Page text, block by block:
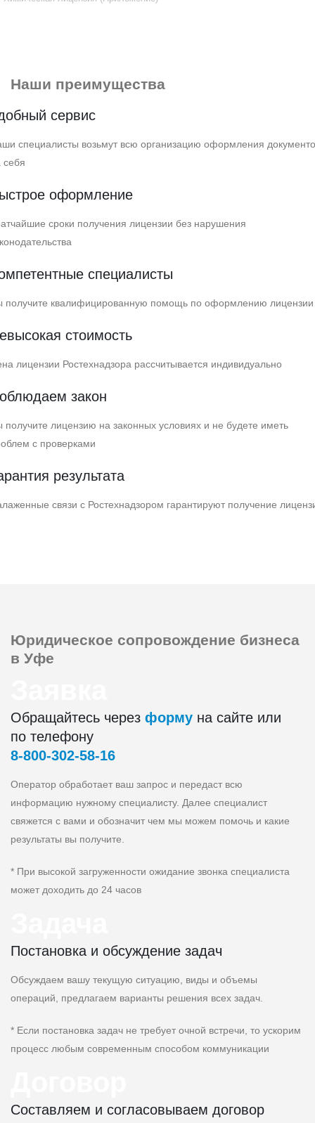
Наши преимущества
сервис
специалисты возьмут всю организацию оформления
себя
оформление
сроки получения лицензии без нарушения
специалисты
получите квалифицированную помощь по оформлению лицензии
стоимость
лицензии Ростехнадзора рассчитывается индивидуально
закон
получите лицензию на законных условиях и не будете иметь
с проверками
результата
связи с Ростехнадзором гарантируют получение
Юридическое сопровождение бизнеса
в Уфе
Обращайтесь через форму на сайте или
по телефону
8‑800‑302‑58‑16
Оператор обработает ваш запрос и передаст всю
информацию нужному специалисту. Далее специалист
свяжется с вами и обозначит чем мы можем помочь и какие
результаты вы получите.
* При высокой загруженности ожидание звонка специалиста
может доходить до 24 часов
Постановка и обсуждение задач
Обсуждаем вашу текущую ситуацию, виды и объемы
операций, предлагаем варианты решения всех задач.
* Если постановка задач не требует очной встречи, то ускорим
процесс любым современным способом коммуникации
Составляем и согласовываем договор